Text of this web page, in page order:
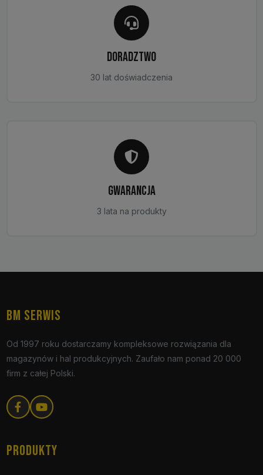
DORADZTWO
30 lat doświadczenia
GWARANCJA
3 lata na produkty
BM SERWIS
Od 1997 roku dostarczamy kompleksowe rozwiązania dla
magazynów i hal produkcyjnych. Zaufało nam ponad 20 000
firm z całej Polski.
PRODUKTY